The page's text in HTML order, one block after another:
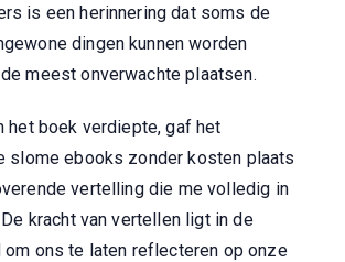
is een herinnering dat soms de
dingen kunnen worden
meest onverwachte plaatsen.
het boek verdiepte, gaf het
slome ebooks zonder kosten plaats
vertelling die me volledig in
kracht van vertellen ligt in de
ons te laten reflecteren op onze